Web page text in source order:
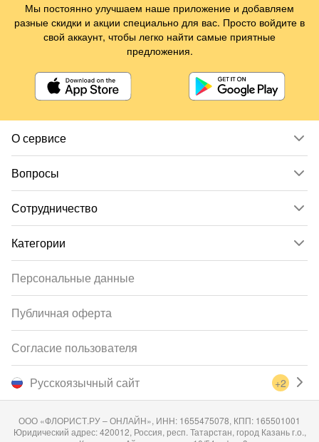
О сервисе
Вопросы
Сотрудничество
Категории
Русскоязычный сайт +2
Персональные данные
Публичная оферта
Согласие пользователя
ООО «ФЛОРИСТ.РУ – ОНЛАЙН», ИНН: 1655475078, КПП: 165501001
Юридический адрес: 420012, Россия, респ. Татарстан, город Казань г.о.,
Мы постоянно улучшаем наше приложение и добавляем
разные скидки и акции специально для вас. Просто войдите в
свой аккаунт, чтобы легко найти самые приятные
предложения.